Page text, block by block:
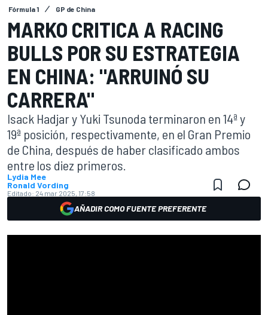
Fórmula 1 GP de China
MARKO CRITICA A RACING
BULLS POR SU ESTRATEGIA
EN CHINA: "ARRUINÓ SU
CARRERA"
Isack Hadjar y Yuki Tsunoda terminaron en 14ª y
19ª posición, respectivamente, en el Gran Premio
de China, después de haber clasificado ambos
entre los diez primeros.
Lydia Mee
Ronald Vording
Editado: 24 mar 2025, 17:58
AÑADIR COMO FUENTE PREFERENTE